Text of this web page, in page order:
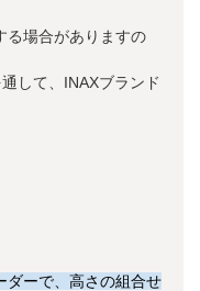
る場合がありますの
して、INAXブランド
ダーで、高さの組合せ